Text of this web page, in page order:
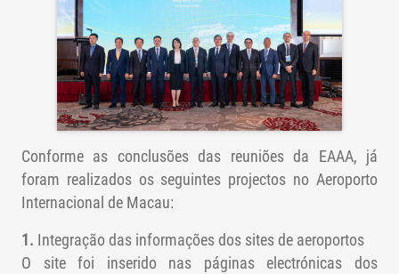
Conforme as conclusões das reuniões da EAAA, já
foram realizados os seguintes projectos no Aeroporto
Internacional de Macau:
1. Integração das informações dos sites de aeroportos
O site foi inserido nas páginas electrónicas dos